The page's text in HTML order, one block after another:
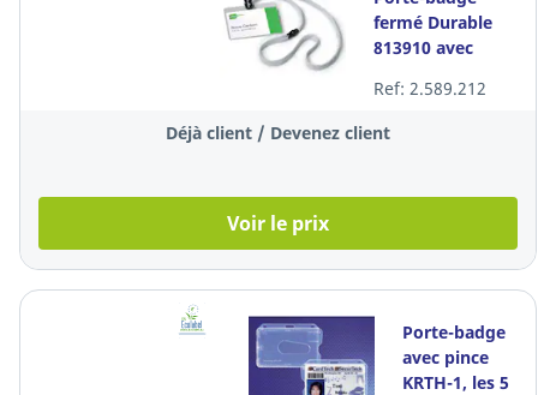
fermé Durable
813910 avec
x 60 mm, la pièce
Ref: 2.589.212
Déjà client / Devenez client
Voir le prix
Porte-badge
avec pince
KRTH-1, les 5